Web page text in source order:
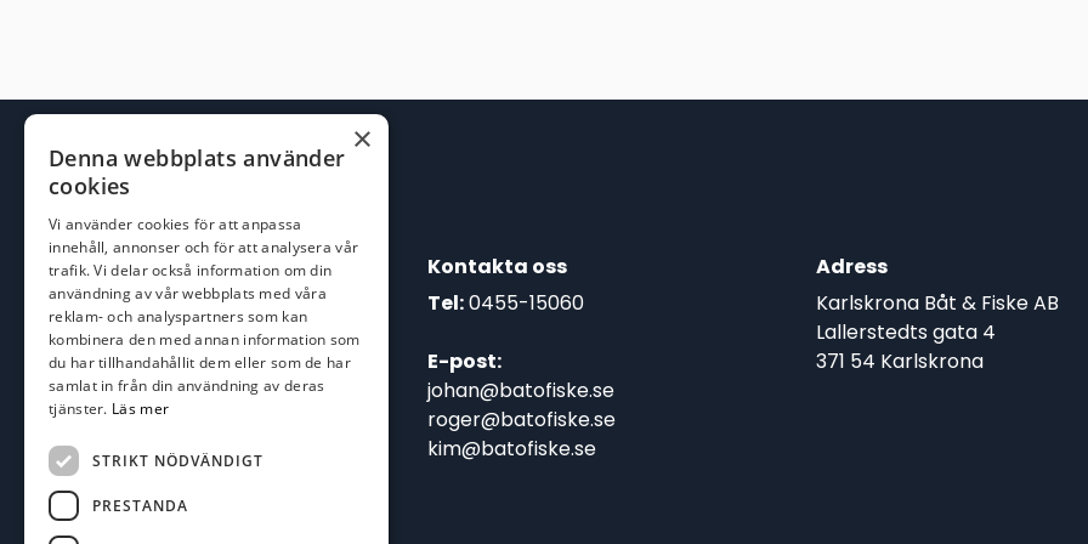
Kontakta oss
Tel:0455-15060
E-post:
johan@batofiske.se
roger@batofiske.se
kim@batofiske.se
Adress
Karlskrona Båt & Fiske AB
Lallerstedts gata 4
371 54 Karlskrona
×
Denna webbplats använder
cookies
Vi använder cookies för att anpassa
innehåll, annonser och för att analysera vår
trafik. Vi delar också information om din
användning av vår webbplats med våra
reklam- och analyspartners som kan
kombinera den med annan information som
du har tillhandahållit dem eller som de har
samlat in från din användning av deras
tjänster. Läs mer
STRIKT NÖDVÄNDIGT
PRESTANDA